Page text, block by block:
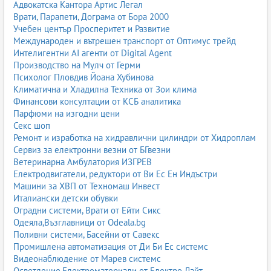
Адвокатска Кантора Артис Легал
Врати, Парапети, Дограма от Бора 2000
Учебен център Просперитет и Развитие
Международен и вътрешен транспорт от Оптимус трейд
Интелигентни AI агенти от Digital Agent
Производство на Мулч от Герми
Психолог Пловдив Йоана Хубинова
Климатична и Хладилна Техника от Зои клима
Финансови консултации от КСБ аналитика
Парфюми на изгодни цени
Секс шоп
Ремонт и изработка на хидравлични цилиндри от Хидроплам
Сервиз за електронни везни от БГвезни
Ветеринарна Амбулатория ИЗГРЕВ
Електродвигатели, редуктори от Ви Ес Ен Индъстри
Машини за ХВП от Техномаш Инвест
Италиански детски обувки
Оградни системи, Врати от Ейти Сикс
Одеяла,Възглавници от Odeala.bg
Поливни системи, Басейни от Савекс
Промишлена автоматизация от Ди Би Ес системс
Видеонаблюдение от Марев системс